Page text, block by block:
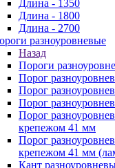
Длина - 1350
Длина - 1800
Длина - 2700
разноуровневые
Назад
Пороги
Порог
Порог
Порог
Порог
крепежом 41 мм
Порог
крепежом 41 мм
Кант